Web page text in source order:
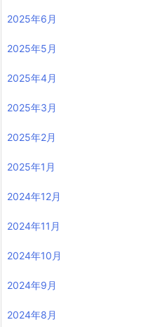
2025年6月
2025年5月
2025年4月
2025年3月
2025年2月
2025年1月
2024年12月
2024年11月
2024年10月
2024年9月
2024年8月